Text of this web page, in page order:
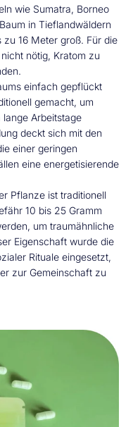
wie Sumatra, Borneo
in Tieflandwäldern
zu 16 Meter groß. Für die
nötig, Kratom zu
einfach gepflückt
gemacht, um
Arbeitstage
deckt sich mit den
einer geringen
eine energetisierende
Pflanze ist traditionell
10 bis 25 Gramm
um traumähnliche
Eigenschaft wurde die
Rituale eingesetzt,
zur Gemeinschaft zu